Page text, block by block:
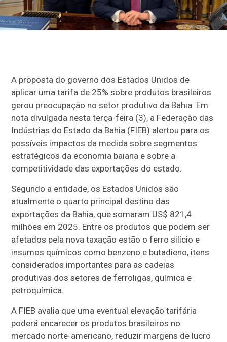
A proposta do governo dos Estados Unidos de
aplicar uma tarifa de 25% sobre produtos brasileiros
gerou preocupação no setor produtivo da Bahia. Em
nota divulgada nesta terça-feira (3), a Federação das
Indústrias do Estado da Bahia (FIEB) alertou para os
possíveis impactos da medida sobre segmentos
estratégicos da economia baiana e sobre a
competitividade das exportações do estado.
Segundo a entidade, os Estados Unidos são
atualmente o quarto principal destino das
exportações da Bahia, que somaram US$ 821,4
milhões em 2025. Entre os produtos que podem ser
afetados pela nova taxação estão o ferro silício e
insumos químicos como benzeno e butadieno, itens
considerados importantes para as cadeias
produtivas dos setores de ferroligas, química e
petroquímica.
A FIEB avalia que uma eventual elevação tarifária
poderá encarecer os produtos brasileiros no
mercado norte-americano, reduzir margens de lucro